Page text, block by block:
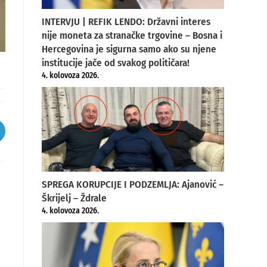
INTERVJU | REFIK LENDO: Državni interes
nije moneta za stranačke trgovine – Bosna i
Hercegovina je sigurna samo ako su njene
institucije jače od svakog političara!
4. kolovoza 2026.
SPREGA KORUPCIJE I PODZEMLJA: Ajanović –
Škrijelj – Ždrale
4. kolovoza 2026.